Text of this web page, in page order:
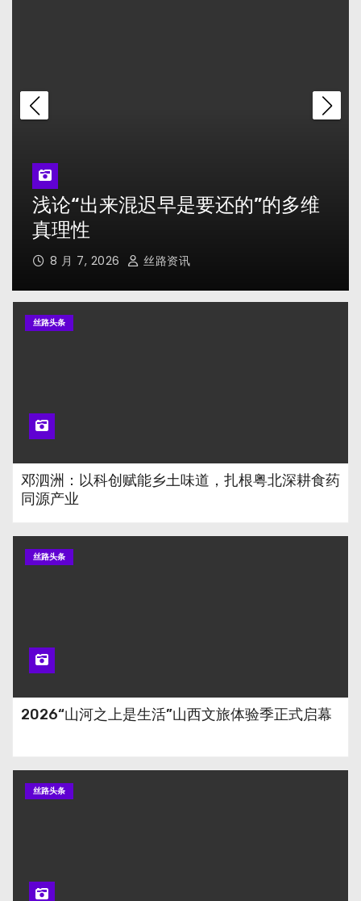
全国首个“军医老区行”工作站落地山西大同
浅论“出来混迟早是要还的”的多维
真理性
8 月 7, 2026 丝路资讯
丝路头条
邓泗洲：以科创赋能乡土味道，扎根粤北深耕食药
同源产业
丝路头条
2026“山河之上是生活”山西文旅体验季正式启幕
丝路头条